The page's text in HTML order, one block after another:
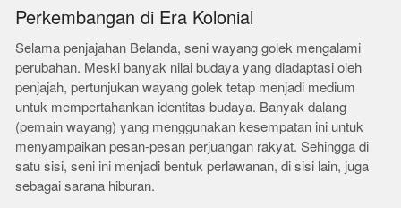
Perkembangan di Era Kolonial
Selama penjajahan Belanda, seni wayang golek mengalami
perubahan. Meski banyak nilai budaya yang diadaptasi oleh
penjajah, pertunjukan wayang golek tetap menjadi medium
untuk mempertahankan identitas budaya. Banyak dalang
(pemain wayang) yang menggunakan kesempatan ini untuk
menyampaikan pesan-pesan perjuangan rakyat. Sehingga di
satu sisi, seni ini menjadi bentuk perlawanan, di sisi lain, juga
sebagai sarana hiburan.